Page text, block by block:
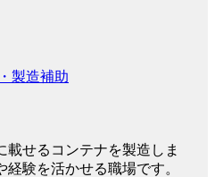
製造補助
載せるコンテナを製造しま
経験を活かせる職場です。